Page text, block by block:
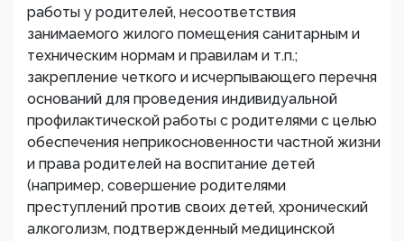
работы у родителей, несоответствия
занимаемого жилого помещения санитарным и
техническим нормам и правилам и т.п.;
закрепление четкого и исчерпывающего перечня
оснований для проведения индивидуальной
профилактической работы с родителями с целью
обеспечения неприкосновенности частной жизни
и права родителей на воспитание детей
(например, совершение родителями
преступлений против своих детей, хронический
алкоголизм, подтвержденный медицинской